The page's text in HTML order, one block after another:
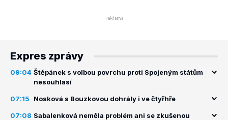
Expres zprávy
09:04 Štěpánek s volbou povrchu proti Spojeným státům
nesouhlasí
07:15 Nosková s Bouzkovou dohrály i ve čtyřhře
07:08 Sabalenková neměla problém ani se zkušenou